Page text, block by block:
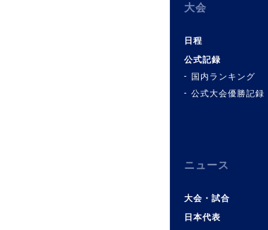
大会
日程
公式記録
国内ランキング
公式大会優勝記録
ニュース
大会・試合
日本代表